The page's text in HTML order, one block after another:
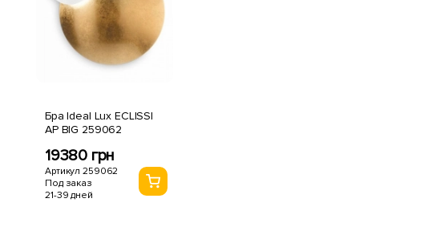
Бра Ideal Lux ECLISSI
AP BIG 259062
19380 грн
Артикул 259062
Под заказ
21-39 дней